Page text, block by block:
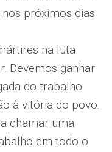
próximos dias
na luta
Devemos ganhar
do trabalho
à vitória do povo.
chamar uma
em todo o